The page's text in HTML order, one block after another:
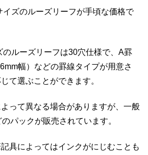
イズのルーズリーフが手頃な価格で
ルーズリーフは30穴仕様で、A罫
幅）などの罫線タイプが用意さ
て選ぶことができます。
って異なる場合がありますが、一般
パックが販売されています。
具によってはインクがにじむことも